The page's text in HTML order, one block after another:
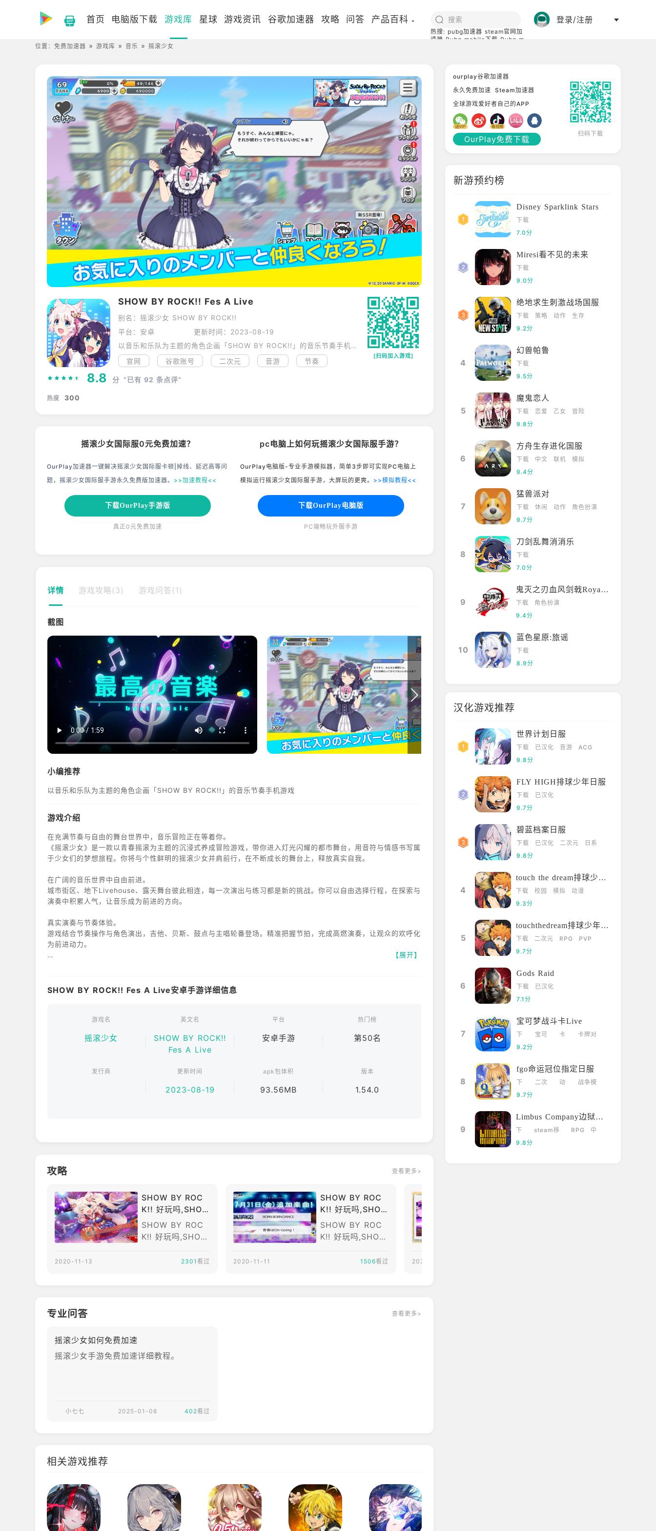
首页 电脑版下载 游戏库 星球 游戏资讯 谷歌加速器 攻略 问答 产品百科
热搜: pubg加速器 steam官网加
速器 Pubg mobile下载 Pubg m
登录/注册
位置： 免费加速器 游戏库 音乐 摇滚少女
SHOW BY ROCK!! Fes A Live
别名：摇滚少女 SHOW BY ROCK!!
平台：安卓
更新时间：2023-08-19
以音乐和乐队为主题的角色企画「SHOW BY ROCK!!」的音乐节奏手机游戏
官网
谷歌账号 二次元 音游 节奏
[扫码加入游戏]
8.8 分 “已有 92 条点评”
热度 300
摇滚少女国际服0元免费加速？
OurPlay加速器一键解决摇滚少女国际服卡顿|掉线、延迟高等问
题，摇滚少女国际服手游永久免费版加速器。 >>加速教程<<
下载OurPlay手游版
真正0元免费加速
pc电脑上如何玩摇滚少女国际服手游？
OurPlay电脑版-专业手游模拟器，简单3步即可实现PC电脑上
模拟运行摇滚少女国际服手游，大屏玩的更爽。 >>模拟教程<<
下载OurPlay电脑版
PC端畅玩外服手游
详情 游戏攻略(3) 游戏问答(1)
截图
小编推荐
以音乐和乐队为主题的角色企画「SHOW BY ROCK!!」的音乐节奏手机游戏
游戏介绍
在充满节奏与自由的舞台世界中，音乐冒险正在等着你。
《摇滚少女》是一款以青春摇滚为主题的沉浸式养成冒险游戏，带你进入灯光闪耀的都市舞台，用音符与情感书写属
于少女们的梦想旅程。你将与个性鲜明的摇滚少女并肩前行，在不断成长的舞台上，释放真实自我。
在广阔的音乐世界中自由前进。
城市街区、地下Livehouse、露天舞台彼此相连，每一次演出与练习都是新的挑战。你可以自由选择行程，在探索与
演奏中积累人气，让音乐成为前进的方向。
真实演奏与节奏体验。
游戏结合节奏操作与角色演出，吉他、贝斯、鼓点与主唱轮番登场。精准把握节拍，完成高燃演奏，让观众的欢呼化
为前进动力。
队阵容。
随着故事推进，逐步解锁少女们的过往与心境。在音乐与现实的碰撞中，见证她们从青涩走向闪耀的蜕变之路。
【展开】
SHOW BY ROCK!! Fes A Live安卓手游详细信息
游戏名
摇滚少女
英文名
SHOW BY ROCK!!
Fes A Live
平台
安卓手游
热门榜
第50名
发行商 更新时间
2023-08-19
apk包体积
93.56MB
版本
1.54.0
攻略 查看更多>
SHOW BY ROC
K!! 好玩吗,SHO
W BY ROCK!! 怎
么样
SHOW BY ROC
K!! 好玩吗,SHOW
样,游玩了SHOW
2020-11-13 2301 看过
SHOW BY ROC
K!! 好玩吗,SHO
W BY ROCK!! 怎
么样
SHOW BY ROC
K!! 好玩吗,SHOW
样,对于身经百
2020-11-11 1506看过 2020-11-07
专业问答 查看更多>
摇滚少女如何免费加速
摇滚少女手游免费加速详细教程。
小七七 2025-01-08 402看过
相关游戏推荐
ourplay谷歌加速器
永久免费加速 Steam加速器
全球游戏爱好者自己的APP
OurPlay免费下载
扫码下载
新游预约榜
Disney Sparklink Stars
下载
7.0分
Miresi看不见的未来
下载
9.0分
绝地求生刺激战场国服
下载 策略 动作
生存
9.2分
4
幻兽帕鲁
下载
9.5分
5
魔鬼恋人
下载 恋爱 乙女
冒险
9.8分
6
方舟生存进化国服
下载 中文 联机
模拟
9.4分
7
猛兽派对
下载 休闲 动作
角色扮演
9.7分
8
刀剑乱舞消消乐
下载
7.0分
9
鬼灭之刃血风剑戟Royale国际服
下载
角色扮演
9.4分
10
蓝色星原:旅谣
下载
8.9分
汉化游戏推荐
世界计划日服
下载 已汉化 音游
ACG
9.8分
FLY HIGH排球少年日服
下载
已汉化
9.7分
碧蓝档案日服
下载 已汉化 二次元
日系
9.8分
4
touch the dream排球少年韩服
下载 校园 模拟
动漫
9.3分
5
touchthedream排球少年日服
下载 二次元 RPG
PVP
9.7分
6
Gods Raid
下载
已汉化
7.1分
7
宝可梦战斗卡Live
下
载
宝可
卡
卡牌对
9.2分
8
fgo命运冠位指定日服
下
载
二次
动
战争模
9.7分
9
Limbus Company边狱巴士
下
载
steam移
RPG
中
9.8分